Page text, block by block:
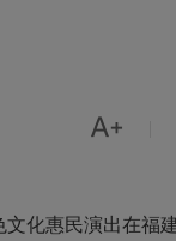

化惠民演出在福